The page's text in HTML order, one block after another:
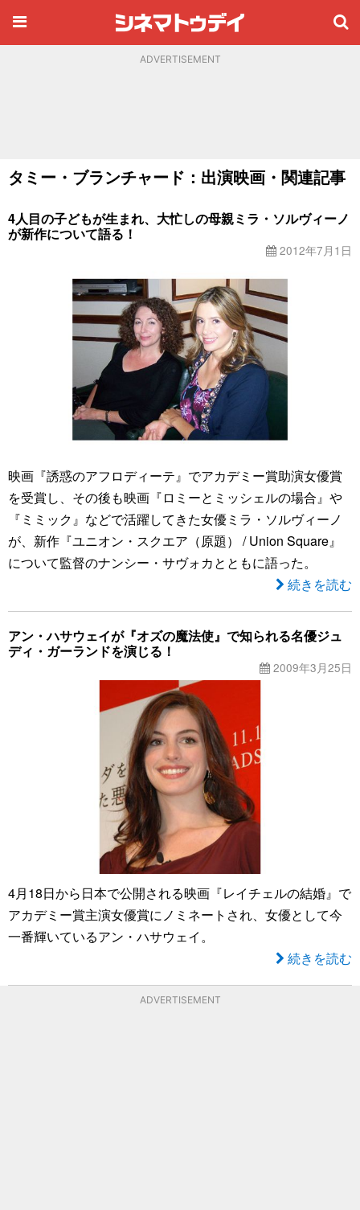
ADVERTISEMENT
タミー・ブランチャード：出演映画・関連記事
4人目の子どもが生まれ、大忙しの母親ミラ・ソルヴィーノ
が新作について語る！
2012年7月1日
映画『誘惑のアフロディーテ』でアカデミー賞助演女優賞
を受賞し、その後も映画『ロミーとミッシェルの場合』や
『ミミック』などで活躍してきた女優ミラ・ソルヴィーノ
が、新作『ユニオン・スクエア（原題） / Union Square』
について監督のナンシー・サヴォカとともに語った。
続きを読む
アン・ハサウェイが『オズの魔法使』で知られる名優ジュ
ディ・ガーランドを演じる！
2009年3月25日
4月18日から日本で公開される映画『レイチェルの結婚』で
アカデミー賞主演女優賞にノミネートされ、女優として今
一番輝いているアン・ハサウェイ。
続きを読む
ADVERTISEMENT